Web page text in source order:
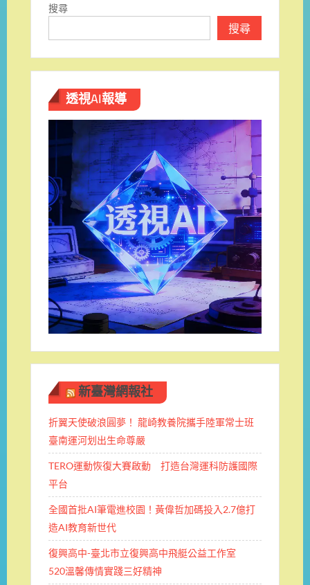
搜尋
搜尋
透視AI報導
新臺灣網報社
折翼天使破浪圓夢！ 龍崎教養院攜手陸軍常士班 ​
臺南運河划出生命尊嚴
TERO運動恢復大賽啟動 打造台灣運科防護國際
平台
全國首批AI筆電進校園！黃偉哲加碼投入2.7億打
造AI教育新世代
復興高中-臺北市立復興高中飛艇公益工作室
520溫馨傳情實踐三好精神